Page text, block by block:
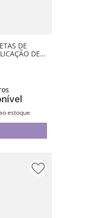
DE
DE
estoque